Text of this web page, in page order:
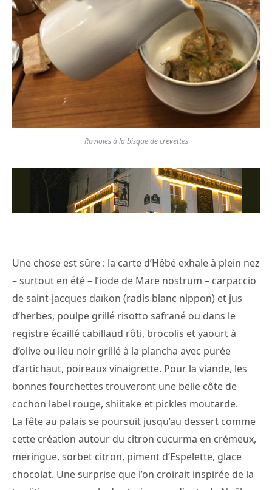
Ravioles à la bisque de crevettes
Une chose est sûre : la carte d’Hébé exhale à plein nez
– surtout en été – l’iode de Mare nostrum – carpaccio
de saint-jacques daïkon (radis blanc nippon) et jus
d’herbes, poulpe grillé risotto safrané ou dans le
registre écaillé cabillaud rôti, brocolis et yaourt à
d’olive ou lieu noir grillé à la plancha avec purée
d’artichaut, poireaux vinaigrette. Pour la viande, les
bonnes fourchettes trouveront une belle côte de
cochon label rouge, shiitake et pickles moutarde.
La fête au palais se poursuit jusqu’au dessert comme
cette création autour du citron cucurma en crémeux,
meringue, sorbet citron, piment d’Espelette, glace
chocolat. Une surprise que l’on croirait inspirée de la